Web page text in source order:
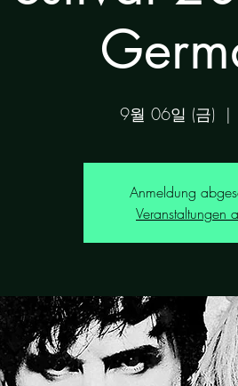
9월 06일 (금)
  |
Anmeldung
Veranstaltungen